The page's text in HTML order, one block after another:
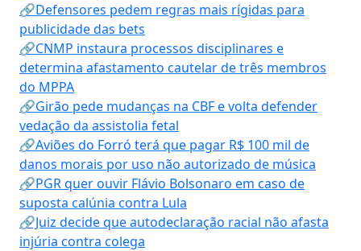
🔗Defensores pedem regras mais rígidas para
publicidade das bets
🔗CNMP instaura processos disciplinares e
determina afastamento cautelar de três membros
do MPPA
🔗Girão pede mudanças na CBF e volta defender
vedação da assistolia fetal
🔗Aviões do Forró terá que pagar R$ 100 mil de
danos morais por uso não autorizado de música
🔗PGR quer ouvir Flávio Bolsonaro em caso de
suposta calúnia contra Lula
🔗Juiz decide que autodeclaração racial não afasta
injúria contra colega